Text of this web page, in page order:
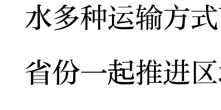
水多种运输方
省份一起推进